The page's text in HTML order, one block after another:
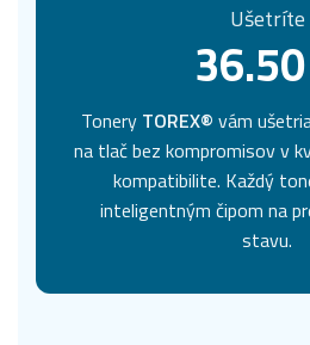
Ušetríte
Tonery TOREX® vám
na tlač bez kompromisov v
kompatibilite. Každý
inteligentným čipom na
stavu.